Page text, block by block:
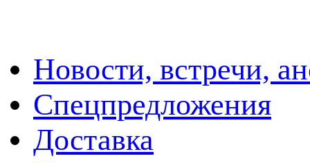
Новости, встречи,
Спецпредложения
Доставка